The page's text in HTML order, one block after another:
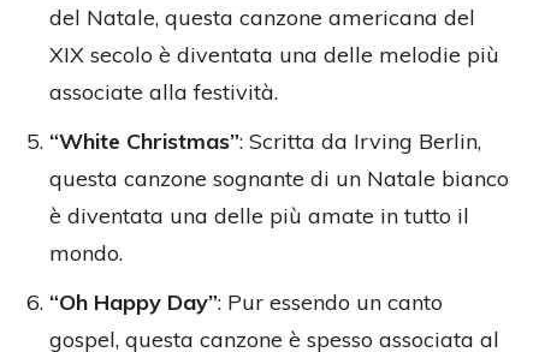
del Natale, questa canzone americana del
XIX secolo è diventata una delle melodie più
associate alla festività.
“White Christmas”: Scritta da Irving Berlin,
questa canzone sognante di un Natale bianco
è diventata una delle più amate in tutto il
mondo.
“Oh Happy Day”: Pur essendo un canto
gospel, questa canzone è spesso associata al